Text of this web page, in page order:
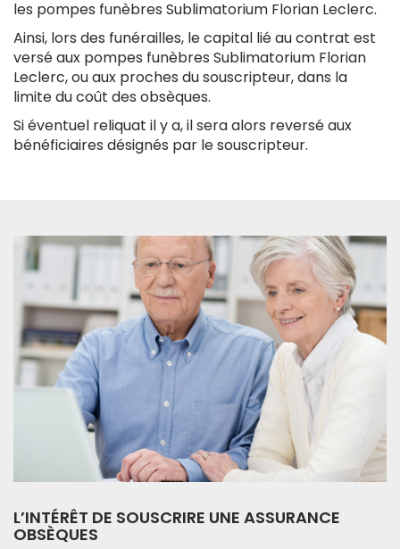
les pompes funèbres Sublimatorium Florian Leclerc.
Ainsi, lors des funérailles, le capital lié au contrat est
versé aux pompes funèbres Sublimatorium Florian
Leclerc, ou aux proches du souscripteur, dans la
limite du coût des obsèques.
Si éventuel reliquat il y a, il sera alors reversé aux
bénéficiaires désignés par le souscripteur.
L’INTÉRÊT DE SOUSCRIRE UNE ASSURANCE
OBSÈQUES